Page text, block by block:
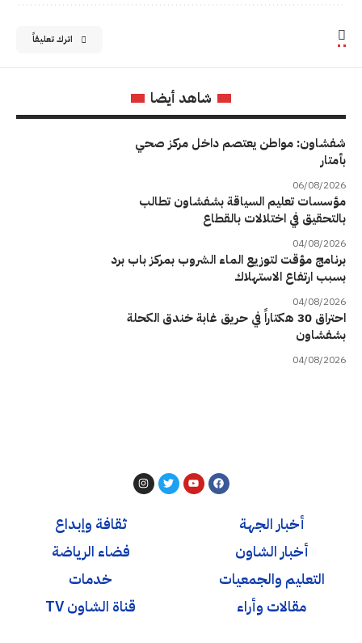
اترك تعليقاً
شاهد أيضا
شفشاون: مواطن يعتصم داخل مركز صحي
بأمتار
06/08/2026
مؤسسات تعليم السياقة بشفشاون تطالب
بالتحقيق في اختلالات بالقطاع
04/08/2026
برنامج مؤقت لتوزيع الماء الشروب بمركز باب برد
بسبب ارتفاع الاستهلاك
04/08/2026
احتراق 30 هكتاراً في حريق غابة خندق الكحلة
بشفشاون
04/08/2026
أخبار الجهة
أخبار الشاون
التعليم والجمعيات
مقالات وأراء
ثقافة وإبداع
فضاء الرياضة
خدمات
قناة الشاون TV